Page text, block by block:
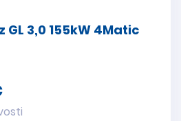
3,0 155kW 4Matic